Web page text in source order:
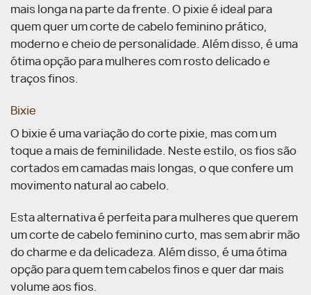
mais longa na parte da frente. O pixie é ideal para
quem quer um corte de cabelo feminino prático,
moderno e cheio de personalidade. Além disso, é uma
ótima opção para mulheres com rosto delicado e
traços finos.
Bixie
O bixie é uma variação do corte pixie, mas com um
toque a mais de feminilidade. Neste estilo, os fios são
cortados em camadas mais longas, o que confere um
movimento natural ao cabelo.
Esta alternativa é perfeita para mulheres que querem
um corte de cabelo feminino curto, mas sem abrir mão
do charme e da delicadeza. Além disso, é uma ótima
opção para quem tem cabelos finos e quer dar mais
volume aos fios.